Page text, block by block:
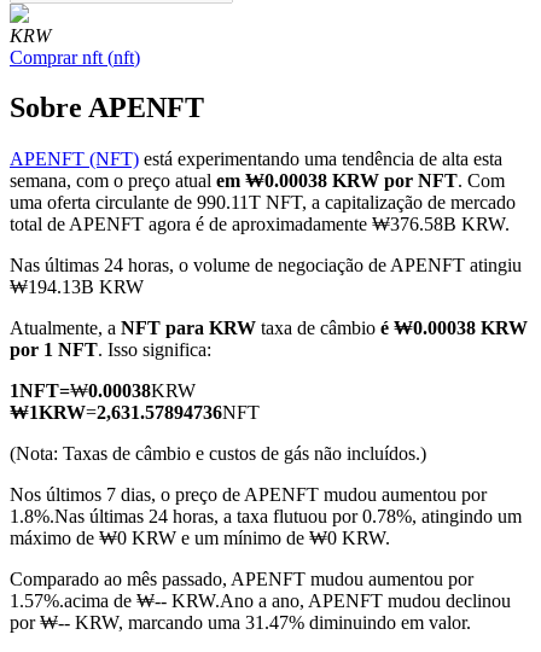
Futuros COIN-M
Futuros de criptomoeda
TradFi
Derivativos de ações, câmbio, metais preciosos e commodities
Futuros de USDC
Futuros usando USDC como garantia
KRW
Comprar nft (nft)
Sobre APENFT
APENFT (NFT) está experimentando uma tendência de alta esta
semana, com o preço atual em ₩0.00038 KRW por NFT. Com
uma oferta circulante de 990.11T NFT, a capitalização de mercado
total de APENFT agora é de aproximadamente ₩376.58B KRW.
Nas últimas 24 horas, o volume de negociação de APENFT atingiu
₩194.13B KRW
Atualmente, a NFT para KRW taxa de câmbio é ₩0.00038 KRW
por 1 NFT. Isso significa:
1NFT=₩0.00038KRW
₩1KRW=2,631.57894736NFT
(Nota: Taxas de câmbio e custos de gás não incluídos.)
Nos últimos 7 dias, o preço de APENFT mudou aumentou por
1.8%.Nas últimas 24 horas, a taxa flutuou por 0.78%, atingindo um
máximo de ₩0 KRW e um mínimo de ₩0 KRW.
Comparado ao mês passado, APENFT mudou aumentou por
1.57%.acima de ₩-- KRW.Ano a ano, APENFT mudou declinou
por ₩-- KRW, marcando uma 31.47% diminuindo em valor.